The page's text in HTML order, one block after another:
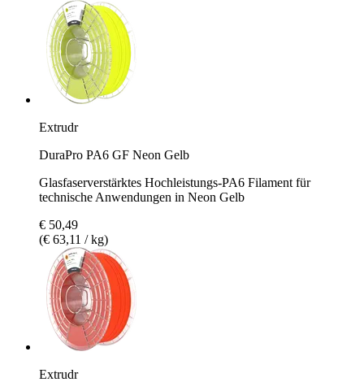
Extrudr
DuraPro PA6 GF Neon Gelb
Glasfaserverstärktes Hochleistungs-PA6 Filament für
technische Anwendungen in Neon Gelb
€ 50,49
(€ 63,11 / kg)
Extrudr